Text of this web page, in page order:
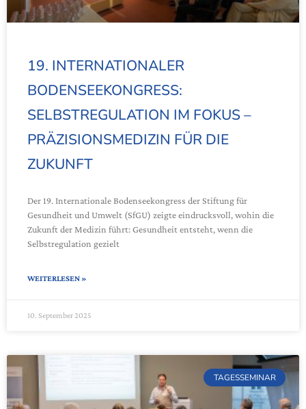
19. INTERNATIONALER
BODENSEEKONGRESS:
SELBSTREGULATION IM FOKUS –
PRÄZISIONSMEDIZIN FÜR DIE
ZUKUNFT
Der 19. Internationale Bodenseekongress der Stiftung für
Gesundheit und Umwelt (SfGU) zeigte eindrucksvoll, wohin die
Zukunft der Medizin führt: Gesundheit entsteht, wenn die
Selbstregulation gezielt
WEITERLESEN »
10. September 2025
TAGESSEMINAR